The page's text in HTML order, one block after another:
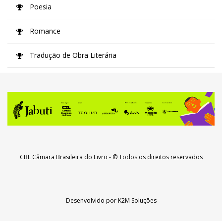
Poesia
Romance
Tradução de Obra Literária
CBL Câmara Brasileira do Livro - © Todos os direitos reservados
Desenvolvido porK2M Soluções